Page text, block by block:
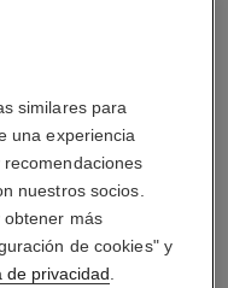
rouge allure velvet
similares para
una experiencia
nuestros socios.
obtener más
de cookies" y
de privacidad